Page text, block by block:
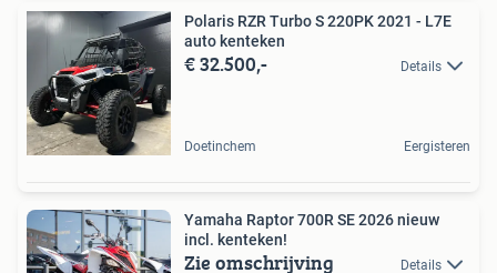
Polaris RZR Turbo S 220PK 2021 - L7E
auto kenteken
€ 32.500,- Details
Doetinchem Eergisteren
Yamaha Raptor 700R SE 2026 nieuw
incl. kenteken!
Zie omschrijving Details